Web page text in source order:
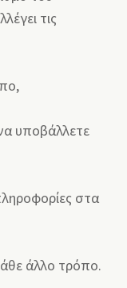
τις
υποβάλλετε
στα
άλλο τρόπο.